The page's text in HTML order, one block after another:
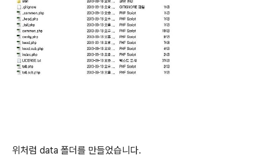
위처럼 data 폴더를 만들었습니다.